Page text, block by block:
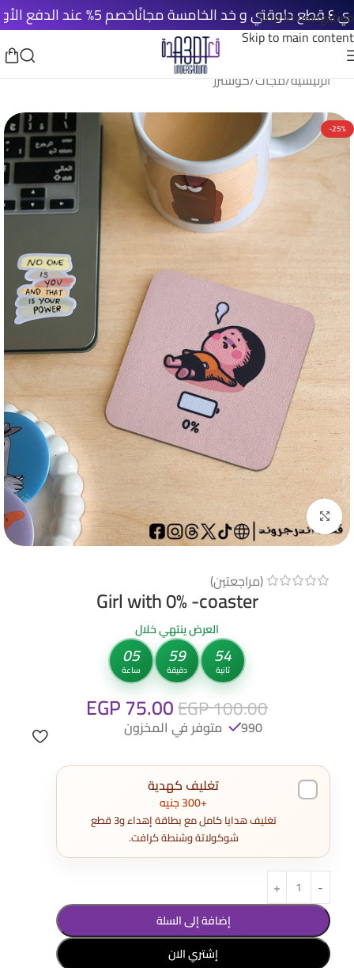
Skip to navigation
Skip to main content
خصم 5% عند الدفع الأونلاين
الرئيسية/مجات/كوسترز
-25%
Click to enlarge
(مراجعتين)
Girl with 0% -coaster
العرض ينتهي خلال
05
ساعة
59
دقيقة
53
ثانية
EGP100.00
EGP75.00
990 متوفر في المخزون
تغليف كهدية
+300 جنيه
تغليف هدايا كامل مع بطاقة إهداء و3 قطع
شوكولاتة وشنطة كرافت.
إضافة إلى السلة
إشتري الان